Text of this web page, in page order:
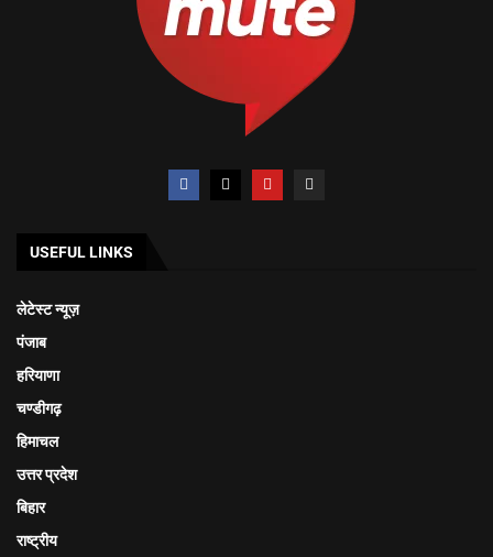
USEFUL LINKS
लेटेस्ट न्यूज़
पंजाब
हरियाणा
चण्डीगढ़
हिमाचल
उत्तर प्रदेश
बिहार
राष्ट्रीय